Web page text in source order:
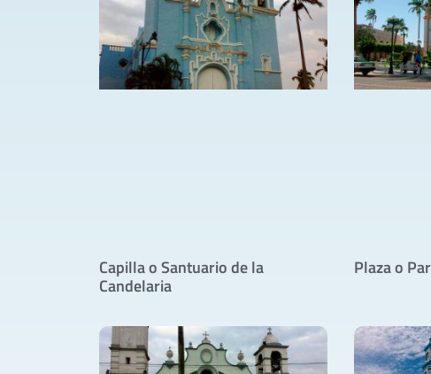
Capilla o Santuario de la
Candelaria
Plaza o